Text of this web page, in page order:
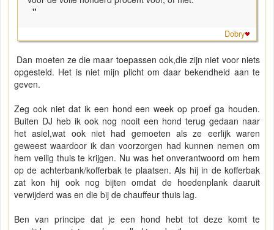
"
Dobry
Dan moeten ze die maar toepassen ook,die zijn niet voor niets
opgesteld. Het is niet mijn plicht om daar bekendheid aan te
geven.
Zeg ook niet dat ik een hond een week op proef ga houden.
Buiten DJ heb ik ook nog nooit een hond terug gedaan naar
het asiel,wat ook niet had gemoeten als ze eerlijk waren
geweest waardoor ik dan voorzorgen had kunnen nemen om
hem veilig thuis te krijgen. Nu was het onverantwoord om hem
op de achterbank/kofferbak te plaatsen. Als hij in de kofferbak
zat kon hij ook nog bijten omdat de hoedenplank daaruit
verwijderd was en die bij de chauffeur thuis lag.
Ben van principe dat je een hond hebt tot deze komt te